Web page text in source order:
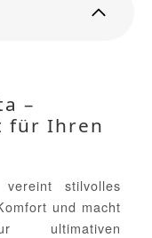
–
für Ihren
vereint stilvolles
und macht
ultimativen